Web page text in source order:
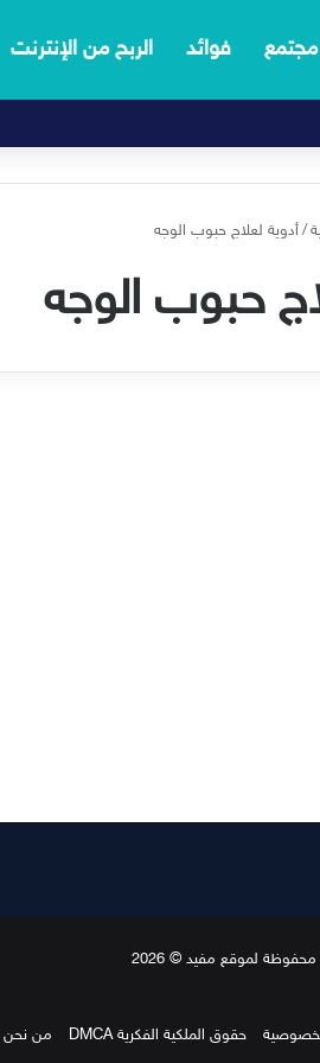
مجتمع فوائد الربح من الإنترنت
/أدوية لعلاج حبوب الوجه
حبوب الوجه
لموقع مفيد © 2026
حقوق الملكية الفكرية DMCA من نحن